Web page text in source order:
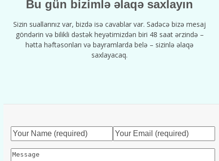
Bu gün bizimlə əlaqə saxlayın
Sizin suallarınız var, bizdə isə cavablar var. Sadəcə bizə mesaj
göndərin və bilikli dəstək heyətimizdən biri 48 saat ərzində –
hətta həftəsonları və bayramlarda belə – sizinlə əlaqə
saxlayacaq.
Your
Name
(required)
Your
Email
Message